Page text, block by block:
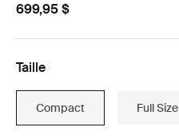
699,95 $
Taille
Compact Full Size